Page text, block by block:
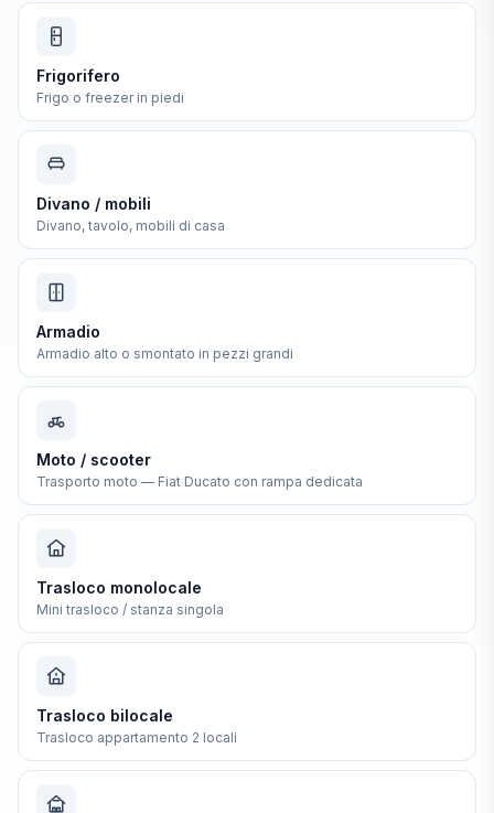
Frigorifero
Frigo o freezer in piedi
Divano / mobili
Divano, tavolo, mobili di casa
Armadio
Armadio alto o smontato in pezzi grandi
Moto / scooter
Trasporto moto — Fiat Ducato con rampa dedicata
Trasloco monolocale
Mini trasloco / stanza singola
Trasloco bilocale
Trasloco appartamento 2 locali